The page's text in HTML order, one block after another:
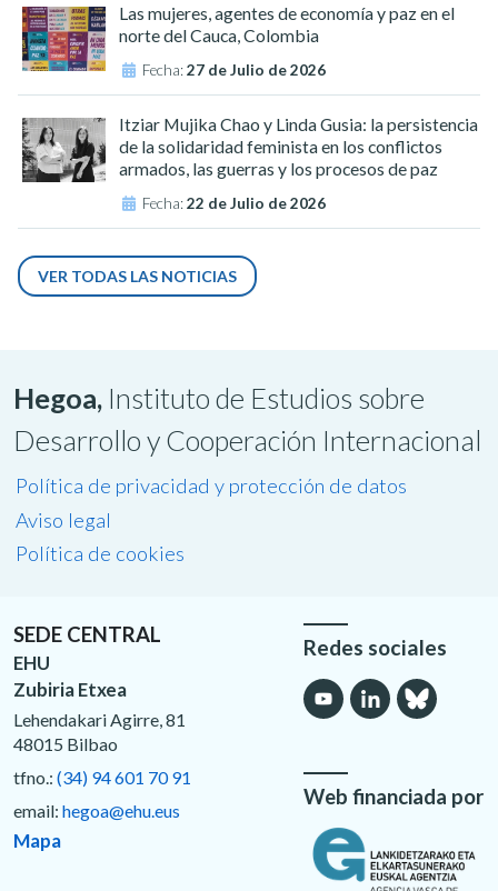
Las mujeres, agentes de economía y paz en el
norte del Cauca, Colombia
Fecha:27 de Julio de 2026
Itziar Mujika Chao y Linda Gusia: la persistencia
de la solidaridad feminista en los conflictos
armados, las guerras y los procesos de paz
Fecha:22 de Julio de 2026
VER TODAS LAS NOTICIAS
Hegoa, Instituto de Estudios sobre
Desarrollo y Cooperación Internacional
Política de privacidad y protección de datos
Aviso legal
Política de cookies
SEDE CENTRAL
EHU
Zubiria Etxea
Lehendakari Agirre, 81
48015 Bilbao
tfno.: (34) 94 601 70 91
email: hegoa@ehu.eus
Mapa
Redes sociales
Web financiada por